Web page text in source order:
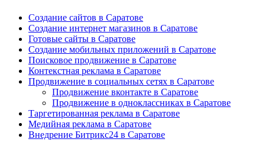
Создание сайтов в Саратове
Создание интернет магазинов в Саратове
Готовые сайты в Саратове
Создание мобильных приложений в Саратове
Поисковое продвижение в Саратове
Контекстная реклама в Саратове
Продвижение в социальных сетях в Саратове
Продвижение вконтакте в Саратове
Продвижение в одноклассниках в Саратове
Таргетированная реклама в Саратове
Медийная реклама в Саратове
Внедрение Битрикс24 в Саратове